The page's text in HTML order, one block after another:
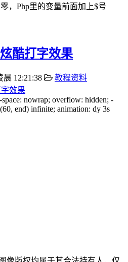
，Php里的变量前面加上$号
酷打字效果
晨 12:21:38 教程资料
nowrap; overflow: hidden; -
end) infinite; animation: dy 3s